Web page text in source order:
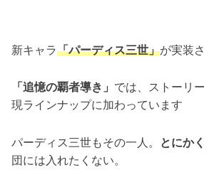
新キャラ「パーディス三世」が実装
「追憶の覇者導き」 では、ストーリ
現ラインナップに加わっています
パーディス三世もその一人。 とにか
団には入れたくない。